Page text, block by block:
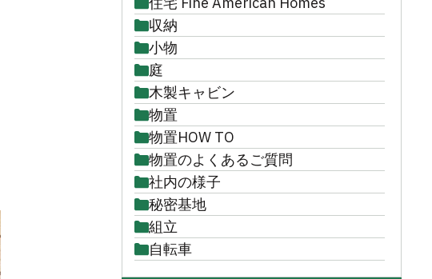
収納
小物
庭
木製キャビン
物置
物置HOW TO
物置のよくあるご質問
社内の様子
秘密基地
組立
自転車